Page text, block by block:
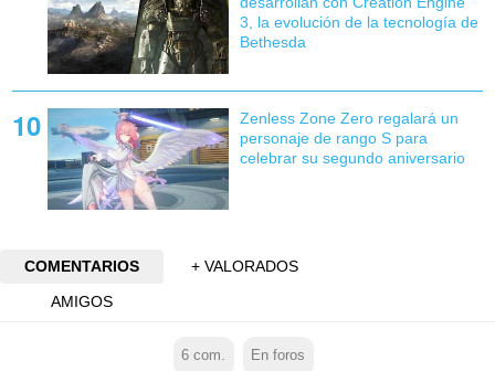
3, la evolución de la tecnología de
Bethesda
Zenless Zone Zero regalará un
personaje de rango S para
celebrar su segundo aniversario
COMENTARIOS
+ VALORADOS
AMIGOS
6 com. En foros